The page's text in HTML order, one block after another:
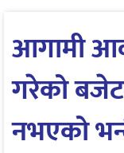
आगामी
गरेको
नभएको